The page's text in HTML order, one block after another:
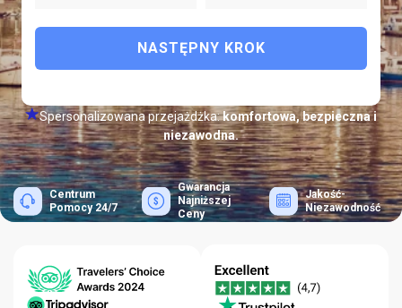
NASTĘPNY KROK
Spersonalizowana przejażdżka:komfortowa, bezpieczna i
niezawodna.
Centrum
Pomocy 24/7
Gwarancja
Najniższej
Ceny
Jakość-
Niezawodność